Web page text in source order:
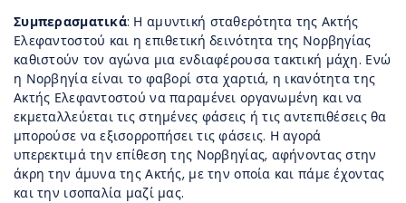
Συμπερασματικά: Η αμυντική σταθερότητα της Ακτής
Ελεφαντοστού και η επιθετική δεινότητα της Νορβηγίας
καθιστούν τον αγώνα μια ενδιαφέρουσα τακτική μάχη. Ενώ
η Νορβηγία είναι το φαβορί στα χαρτιά, η ικανότητα της
Ακτής Ελεφαντοστού να παραμένει οργανωμένη και να
εκμεταλλεύεται τις στημένες φάσεις ή τις αντεπιθέσεις θα
μπορούσε να εξισορροπήσει τις φάσεις. Η αγορά
υπερεκτιμά την επίθεση της Νορβηγίας, αφήνοντας στην
άκρη την άμυνα της Ακτής, με την οποία και πάμε έχοντας
και την ισοπαλία μαζί μας.